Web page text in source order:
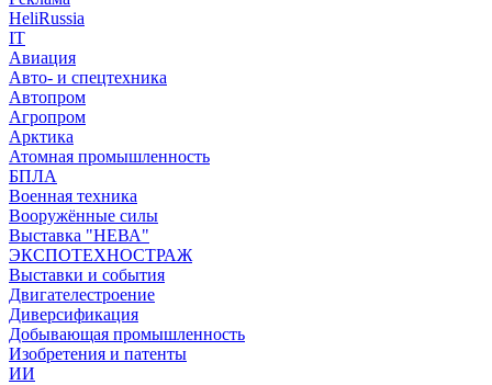
HeliRussia
IT
Авиация
Авто- и спецтехника
Автопром
Агропром
Арктика
Атомная промышленность
БПЛА
Военная техника
Вооружённые силы
Выставка "НЕВА"
ЭКСПОТЕХНОСТРАЖ
Выставки и события
Двигателестроение
Диверсификация
Добывающая промышленность
Изобретения и патенты
ИИ